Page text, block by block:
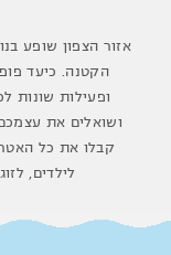
אזור הצפון שופע
הקטנה. כיעד
ופעילות שונות
ושואלים את
קבלו את כל
לילדים,